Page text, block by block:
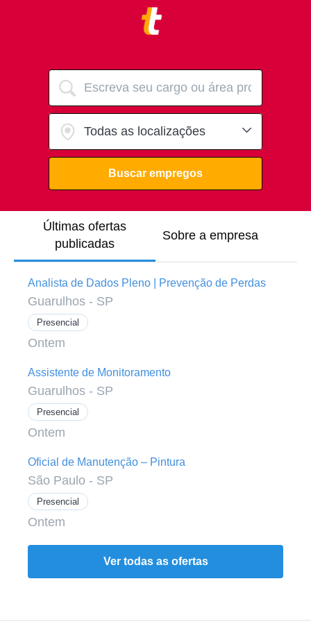
Últimas ofertas
publicadas
Sobre a empresa
Analista de Dados Pleno | Prevenção de Perdas
Guarulhos - SP
Presencial
Ontem
Assistente de Monitoramento
Guarulhos - SP
Presencial
Ontem
Oficial de Manutenção – Pintura
São Paulo - SP
Presencial
Ontem
Ver todas as ofertas